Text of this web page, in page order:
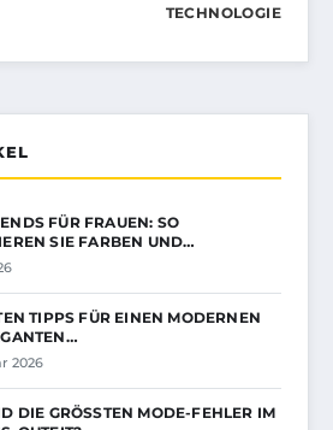
TECHNOLOGIE
FÜR FRAUEN: SO
SIE FARBEN UND…
TIPPS FÜR EINEN MODERNEN
2026
DIE GRÖSSTEN MODE-FEHLER IM B